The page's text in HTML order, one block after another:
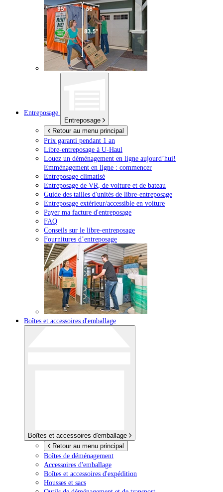
Entreposage
Entreposage
Retour au menu principal
Prix garanti pendant 1 an
Libre-entreposage à U-Haul
Louez un déménagement en ligne aujourd’hui!
Emménagement en ligne : commencer
Entreposage climatisé
Entreposage de VR, de voiture et de bateau
Guide des tailles d'unités de libre-entreposage
Entreposage extérieur/accessible en voiture
Payer ma facture d'entreposage
FAQ
Conseils sur le libre-entreposage
Fournitures d’entreposage
Boîtes et accessoires d'emballage
Boîtes et accessoires d'emballage
Retour au menu principal
Boîtes de déménagement
Accessoires d'emballage
Boîtes et accessoires d'expédition
Housses et sacs